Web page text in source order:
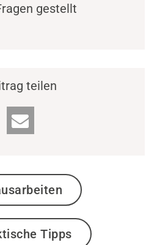
gestellt
teilen
Tipps